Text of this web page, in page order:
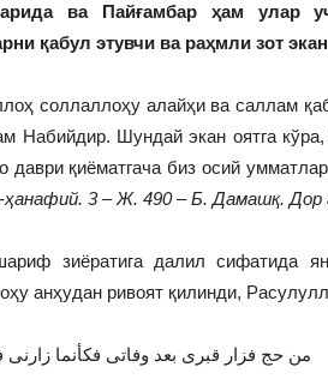
ва Пайғамбар ҳам улар
қабул этувчи ва раҳмли зот
соллаллоҳу алайҳи ва саллам
Набийдир. Шундай экан оятга
даври қиёматгача биз осий
ҳанафий. 3 – Ж. 490 – Б. Дамашқ. Дор
зиёратига далил сифатида
анҳудан ривоят қилинди,
من حج فزار قبرى بعد وفاتى فكأنما